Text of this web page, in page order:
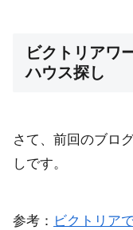
ビクトリアワ
ハウス探し
さて、前回のブロ
しです。
参考： ビクトリア